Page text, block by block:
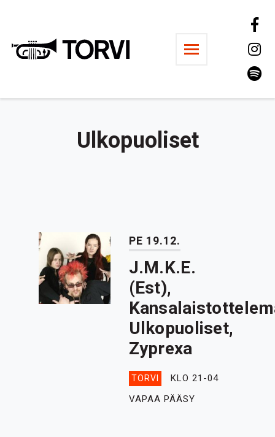
Ravintola Torvi
Ulkopuoliset
PE 19.12.
J.M.K.E.
(Est),
Ulkopuoliset,
Zyprexa
TORVI
KLO 21-04
VAPAA PÄÄSY